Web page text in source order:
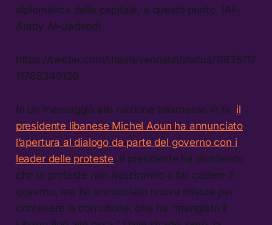
diplomatica della capitale, a questo punto. (Al–
Araby Al–Jadeed)
https://twitter.com/thestevennabil/status/11875117
11785349120
In un messaggio alla nazione trasmesso in tv, il
presidente libanese Michel Aoun ha annunciato
l’apertura al dialogo da parte del governo con i
leader delle proteste. Il presidente ha dichiarato
che le proteste non riusciranno a far cadere il
governo, ma ha annunciato nuove misure per
contenere la corruzione, che ha “mangiato il